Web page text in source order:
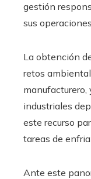
gestión
sus
La obtención
retos
manufacturero,
industriales
este recurso
tareas de
Ante este